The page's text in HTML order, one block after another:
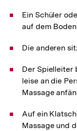
Ein Schüler
auf dem
Die anderen
Der Spielleiter
leise an die
Massage
Auf ein
Massage und